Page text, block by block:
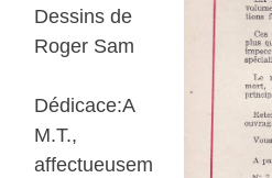
Dessins de
Roger Sam
Dédicace:A
M.T.,
affectueusem